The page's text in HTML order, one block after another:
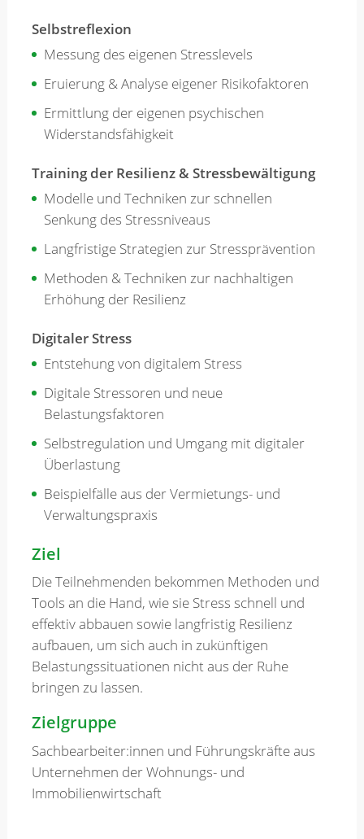
Selbstreflexion
Messung des eigenen Stresslevels
Eruierung & Analyse eigener Risikofaktoren
Ermittlung der eigenen psychischen
Widerstandsfähigkeit
Training der Resilienz & Stressbewältigung
Modelle und Techniken zur schnellen
Senkung des Stressniveaus
Langfristige Strategien zur Stressprävention
Methoden & Techniken zur nachhaltigen
Erhöhung der Resilienz
Digitaler Stress
Entstehung von digitalem Stress
Digitale Stressoren und neue
Belastungsfaktoren
Selbstregulation und Umgang mit digitaler
Überlastung
Beispielfälle aus der Vermietungs- und
Verwaltungspraxis
Ziel
Die Teilnehmenden bekommen Methoden und
Tools an die Hand, wie sie Stress schnell und
effektiv abbauen sowie langfristig Resilienz
aufbauen, um sich auch in zukünftigen
Belastungssituationen nicht aus der Ruhe
bringen zu lassen.
Zielgruppe
Sachbearbeiter:innen und Führungskräfte aus
Unternehmen der Wohnungs- und
Immobilienwirtschaft